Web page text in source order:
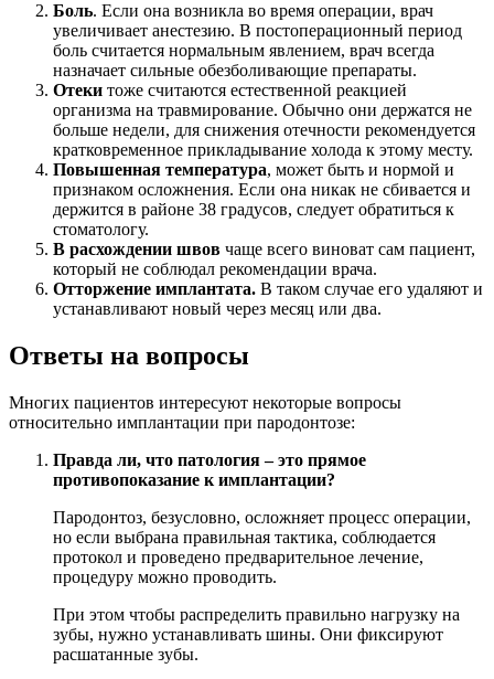
Боль. Если она возникла во время операции, врач
увеличивает анестезию. В постоперационный период
боль считается нормальным явлением, врач всегда
назначает сильные обезболивающие препараты.
Отеки тоже считаются естественной реакцией
организма на травмирование. Обычно они держатся не
больше недели, для снижения отечности рекомендуется
кратковременное прикладывание холода к этому месту.
Повышенная температура, может быть и нормой и
признаком осложнения. Если она никак не сбивается и
держится в районе 38 градусов, следует обратиться к
стоматологу.
В расхождении швов чаще всего виноват сам пациент,
который не соблюдал рекомендации врача.
Отторжение имплантата. В таком случае его удаляют и
устанавливают новый через месяц или два.
Ответы на вопросы
Многих пациентов интересуют некоторые вопросы
относительно имплантации при пародонтозе:
Правда ли, что патология – это прямое
противопоказание к имплантации?
Пародонтоз, безусловно, осложняет процесс операции,
но если выбрана правильная тактика, соблюдается
протокол и проведено предварительное лечение,
процедуру можно проводить.
При этом чтобы распределить правильно нагрузку на
зубы, нужно устанавливать шины. Они фиксируют
расшатанные зубы.